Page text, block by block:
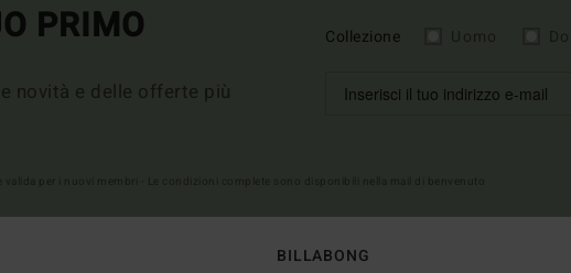
PRIMO
novità e delle offerte più
Collezione
BILLABONG